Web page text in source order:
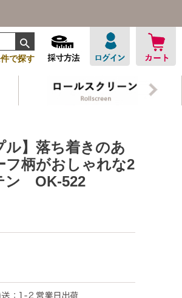
で探す
ル】落ち着きのあ
フ柄がおしゃれな2
ン OK-522